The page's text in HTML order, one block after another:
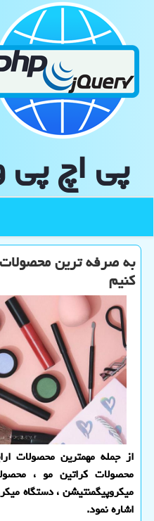
پی اچ
به صرفه ترین محصولات
كنیم
از جمله مهمترین محصولات
محصولات كراتین مو ،
میكروپیگمنتیشن ، دستگاه
اشاره نمود.